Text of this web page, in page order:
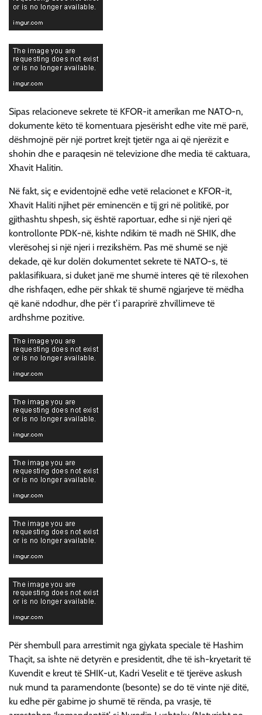
Sipas relacioneve sekrete të KFOR-it amerikan me NATO-n,
dokumente këto të komentuara pjesërisht edhe vite më parë,
dëshmojnë për një portret krejt tjetër nga ai që njerëzit e
shohin dhe e paraqesin në televizione dhe media të caktuara,
Xhavit Halitin.
Në fakt, siç e evidentojnë edhe vetë relacionet e KFOR-it,
Xhavit Haliti njihet për eminencën e tij gri në politikë, por
gjithashtu shpesh, siç është raportuar, edhe si një njeri që
kontrollonte PDK-në, kishte ndikim të madh në SHIK, dhe
vlerësohej si një njeri i rrezikshëm. Pas më shumë se një
dekade, që kur dolën dokumentet sekrete të NATO-s, të
paklasifikuara, si duket janë me shumë interes që të rilexohen
dhe rishfaqen, edhe për shkak të shumë ngjarjeve të mëdha
që kanë ndodhur, dhe për t’i paraprirë zhvillimeve të
ardhshme pozitive.
Për shembull para arrestimit nga gjykata speciale të Hashim
Thaçit, sa ishte në detyrën e presidentit, dhe të ish-kryetarit të
Kuvendit e kreut të SHIK-ut, Kadri Veselit e të tjerëve askush
nuk mund ta paramendonte (besonte) se do të vinte një ditë,
ku edhe për gabime jo shumë të rënda, pa vrasje, të